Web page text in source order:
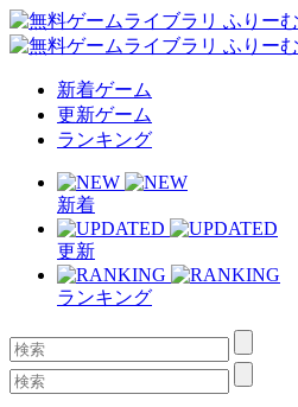
新着ゲーム
更新ゲーム
ランキング
新着
更新
ランキング